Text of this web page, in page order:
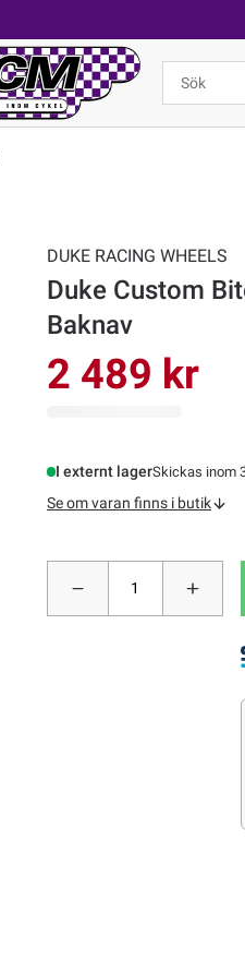
DUKE RACING WHEELS
Duke Custom
Baknav
2 489 kr
I externt lagerSkickas inom
Se om varan finns i butik